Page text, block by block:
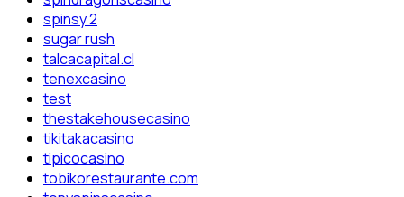
spinsy 2
sugar rush
talcacapital.cl
tenexcasino
test
thestakehousecasino
tikitakacasino
tipicocasino
tobikorestaurante.com